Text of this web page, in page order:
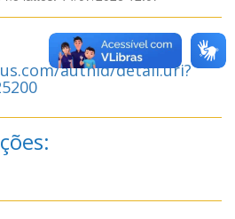
authid/detail.uri?